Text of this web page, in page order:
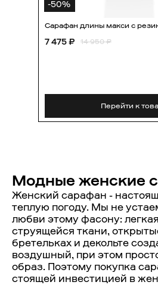
-50%
Сарафан длины макси с
7 475 ₽ 14 950 ₽
Перейти к
Модные женские
Женский сарафан -
теплую погоду. Мы не
любви этому фасону:
струящейся ткани,
бретельках и декольте
воздушный, при этом
образ. Поэтому покупка
стоящей инвестицией в